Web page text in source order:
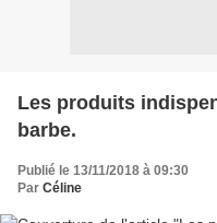
Les produits
barbe.
Publié le 13/11/2018 à 09:30
Par Céline